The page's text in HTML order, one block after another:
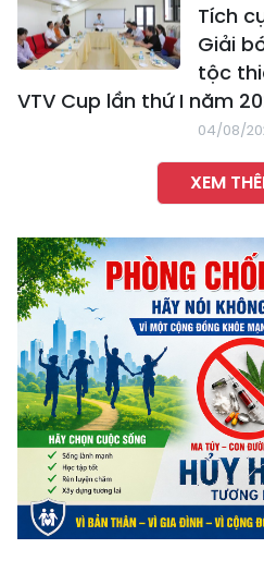
Tích
Giải
tộc
VTV Cup lần thứ I năm
04/08/
XEM